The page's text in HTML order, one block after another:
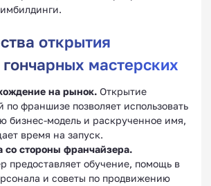
открытия
мастерских
на рынок. Открытие
по франшизе позволяет использовать
бизнес-модель и раскрученное имя,
время на запуск.
со стороны франчайзера.
предоставляет обучение, помощь в
и советы по продвижению